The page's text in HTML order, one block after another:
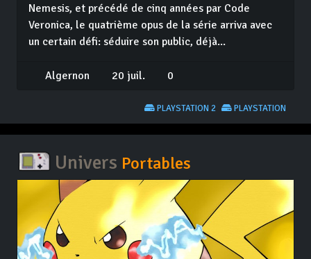
Nemesis, et précédé de cinq années par Code
Veronica, le quatrième opus de la série arriva avec
un certain défi: séduire son public, déjà...
Algernon 20 juil. 0
PLAYSTATION
PLAYSTATION 2
Univers Portables